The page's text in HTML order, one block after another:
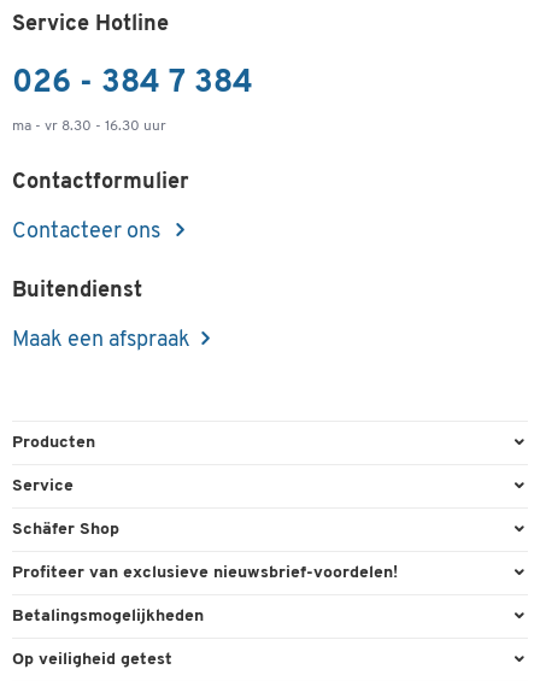
Service Hotline
026 - 384 7 384
ma - vr 8.30 - 16.30 uur
Contactformulier
Contacteer ons
Buitendienst
Maak een afspraak
Producten
Kantoorbenodigdheden
Milieutechniek
Reiniging & hygiëne
Service
Bestelling herroepen
Inkt & Toner
Schäfer Shop
Algemene voorwaarden
Online catalogi
Profiteer van exclusieve nieuwsbrief-voordelen!
Welkomstgeschenk
Betalingsmogelijkheden
Paypal
Op veiligheid getest